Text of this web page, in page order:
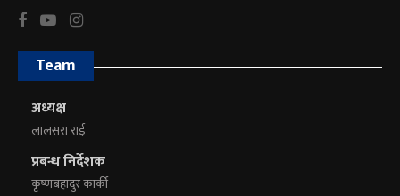
Team
अध्यक्ष
लालसरा राई
प्रबन्ध निर्देशक
कृष्णबहादुर कार्की